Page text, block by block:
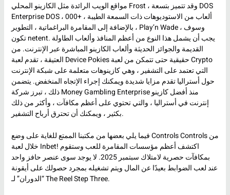
مواقع الويب الرائدة مثل الكازينو المحلي Frost ، وقد تتميز بتسعة DOS
Enterprise DOS ، 000+ ألعاب من الاستوديوهات ذات السمعة الطيبة ،
بالإضافة إلى المقامرة البراغماتية ، التطوير ، Play’n Wade ، وسوف
تكون netent. يجب أن يشمل هذا النوع من أعظم المنافذ وألعاب الطاولة
القديمة والجوائز الحديثة وألعاب الكازينو المباشرة عبر الإنترنت. من
العتيقة ، تقدم لعبة Device Pokies حقيقية حتى تتمكن من لعبة Crypto
التي تعتمد على التشفير ، وهي كازينوهات متعلمة على شبكة الإنترنت
حول أستراليا تقدم مزايا شديدة ويمكنك إجراء الإتجاه المنخفض. يتضمن
ذلك ، تبرز شركة Money Gambling Enterprise منذ أفضل كازينو
إنترنت في أستراليا ، والتي تحتوي على أعظم مكافآت ، وأكثر من ذلك
بكثير ، ويمكنك أن تحترق أرباح التشفير.
فيما يلي بعضها من مكتبنا الممتع للغاية على وضع Controls Controls من
خلال لعبة Inbet! اكتشف أعظم مؤسسات المقامرة للعب وستقوم
بمكافآت حصرية لامتلاك سبتمبر 2025. لا يوجد سوى عنصر حافز واحد
عند لعب الضوابط بعيدًا عن المال ويتم تشغيله بمجرد حصولك على أيقونة
“الدوران” لـ The Reel Step Three.